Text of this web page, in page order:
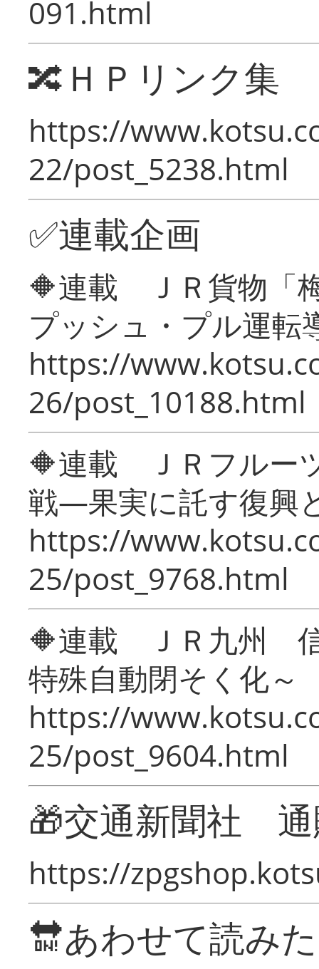
091.html
🔀ＨＰリンク集
https://
22/post_5238.html
✅連載企画
🔶連載 ＪＲ貨物「
プッシュ・プル運転
https://
26/post_10188.html
🔶連載 ＪＲフルー
戦―果実に託す復興
https://
25/post_9768.html
🔶連載 ＪＲ九州 信
特殊自動閉そく化～
https://
25/post_9604.html
🎁交通新聞社
https://
🔛あわせて読み